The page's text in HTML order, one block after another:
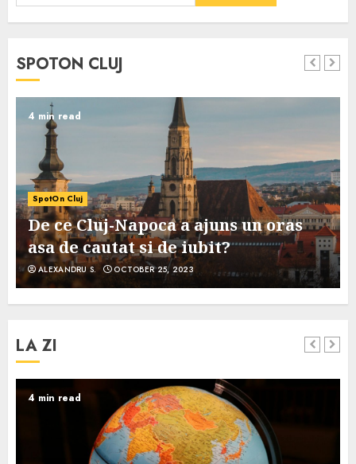
SPOTON CLUJ
4 min read
SpotOn Cluj
De ce Cluj-Napoca a ajuns un oras
asa de cautat si de iubit?
ALEXANDRU S. OCTOBER 25, 2023
LA ZI
4 min read